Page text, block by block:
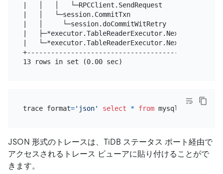
|   │   │   └─RPCClient.SendRequest          |
|   │   └─session.CommitTxn                  |
|   │     └─session.doCommitWitRetry         |
|   ├─*executor.TableReaderExecutor.Next     |
|   └─*executor.TableReaderExecutor.Next     |
+--------------------------------------------
trace format='json' select * from
JSON 形式のトレースは、TiDB ステータス ポート経由で
アクセスされるトレース ビューアに貼り付けることがで
きます。